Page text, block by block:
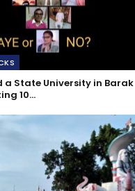
a State University in Barak
10…